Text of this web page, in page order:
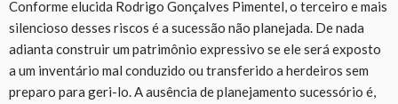
Conforme elucida Rodrigo Gonçalves Pimentel, o terceiro e mais
silencioso desses riscos é a sucessão não planejada. De nada
adianta construir um patrimônio expressivo se ele será exposto
a um inventário mal conduzido ou transferido a herdeiros sem
preparo para geri-lo. A ausência de planejamento sucessório é,